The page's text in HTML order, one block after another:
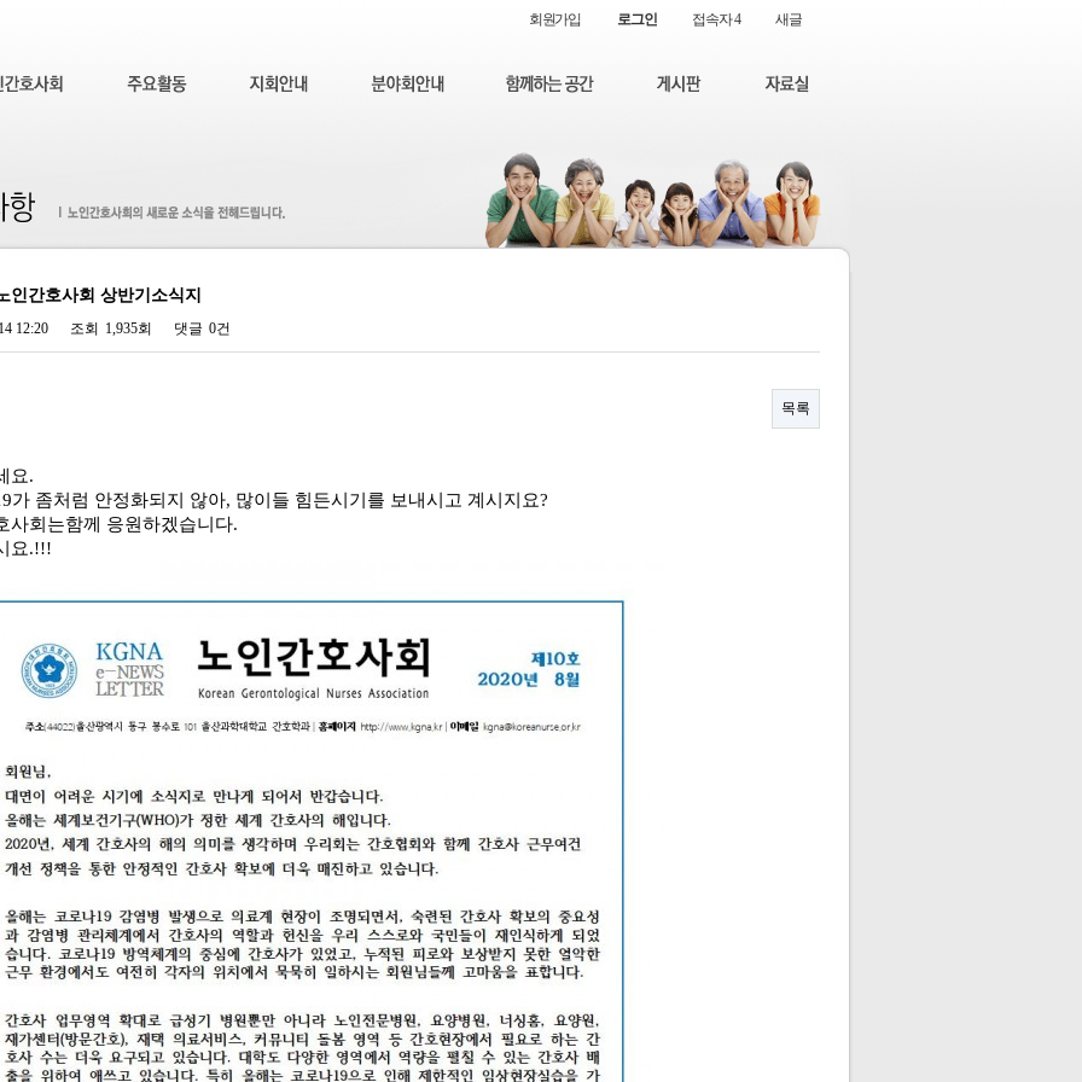
회원가입 로그인 접속자 4 새글
인간호사회 상반기소식지
12:20 조회 1,935회 댓글 0건
목록
요.
가 좀처럼 안정화되지 않아, 많이들 힘든시기를 보내시고 계시지요?
사회는함께 응원하겠습니다.
요.!!!